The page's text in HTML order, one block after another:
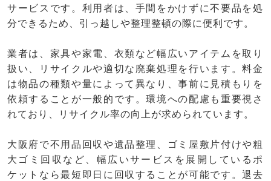
サービスです。利用者は、手間をかけずに不要品を処
分できるため、引っ越しや整理整頓の際に便利です。
業者は、家具や家電、衣類など幅広いアイテムを取り
扱い、リサイクルや適切な廃棄処理を行います。料金
は物品の種類や量によって異なり、事前に見積もりを
依頼することが一般的です。環境への配慮も重要視さ
れており、リサイクル率の向上が求められています。
大阪府で不用品回収や遺品整理、ゴミ屋敷片付けや粗
大ゴミ回収など、幅広いサービスを展開しているポ
ケットなら最短即日に回収することが可能です。退去